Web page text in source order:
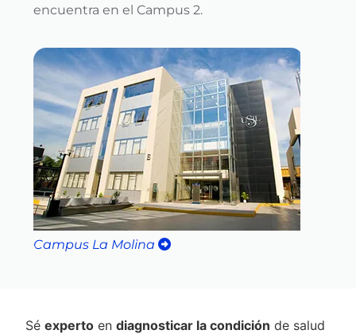
encuentra en el Campus 2.
Campus La Molina
Séexperto endiagnosticar la condición de salud